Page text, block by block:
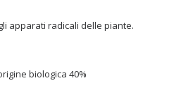
apparati radicali delle piante.
biologica 40%